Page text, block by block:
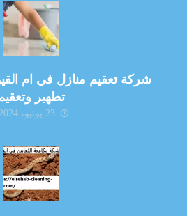
تطهير
23 يونيو، 2024